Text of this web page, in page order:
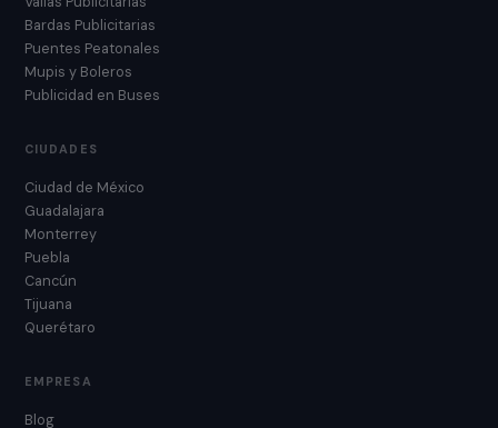
Bardas Publicitarias
Puentes Peatonales
Mupis y Boleros
Publicidad en Buses
CIUDADES
Ciudad de México
Guadalajara
Monterrey
Puebla
Cancún
Tijuana
Querétaro
EMPRESA
Blog